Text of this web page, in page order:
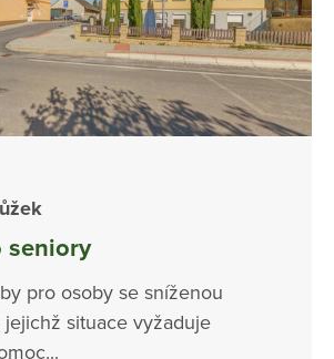
seniory
pro osoby se sníženou
jejichž situace vyžaduje